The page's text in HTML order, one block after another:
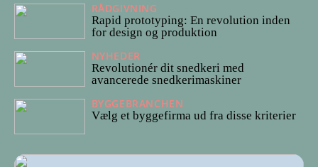
RÅDGIVNING
Rapid prototyping: En revolution inden
for design og produktion
NYHEDER
Revolutionér dit snedkeri med
avancerede snedkerimaskiner
BYGGEBRANCHEN
Vælg et byggefirma ud fra disse kriterier